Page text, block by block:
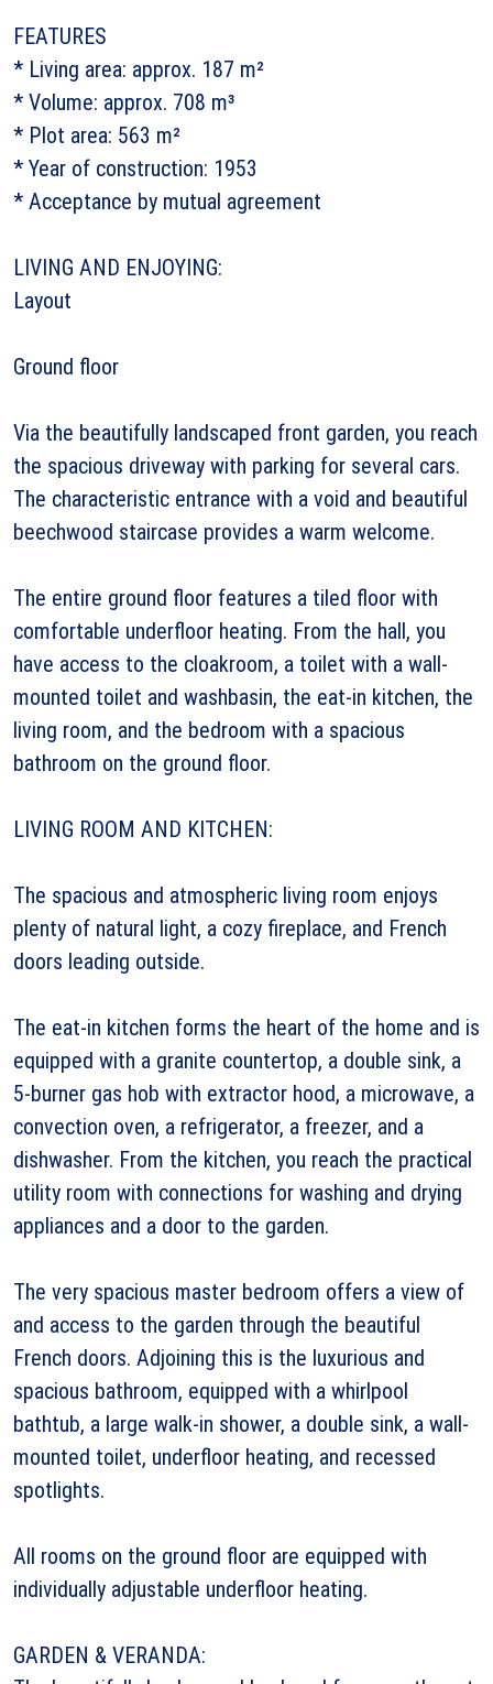
FEATURES
* Living area: approx. 187 m²
* Volume: approx. 708 m³
* Plot area: 563 m²
* Year of construction: 1953
* Acceptance by mutual agreement
LIVING AND ENJOYING:
Layout
Ground floor
Via the beautifully landscaped front garden, you reach
the spacious driveway with parking for several cars.
The characteristic entrance with a void and beautiful
beechwood staircase provides a warm welcome.
The entire ground floor features a tiled floor with
comfortable underfloor heating. From the hall, you
have access to the cloakroom, a toilet with a wall-
mounted toilet and washbasin, the eat-in kitchen, the
living room, and the bedroom with a spacious
bathroom on the ground floor.
LIVING ROOM AND KITCHEN:
The spacious and atmospheric living room enjoys
plenty of natural light, a cozy fireplace, and French
doors leading outside.
The eat-in kitchen forms the heart of the home and is
equipped with a granite countertop, a double sink, a
5-burner gas hob with extractor hood, a microwave, a
convection oven, a refrigerator, a freezer, and a
dishwasher. From the kitchen, you reach the practical
utility room with connections for washing and drying
appliances and a door to the garden.
The very spacious master bedroom offers a view of
and access to the garden through the beautiful
French doors. Adjoining this is the luxurious and
spacious bathroom, equipped with a whirlpool
bathtub, a large walk-in shower, a double sink, a wall-
mounted toilet, underfloor heating, and recessed
spotlights.
All rooms on the ground floor are equipped with
individually adjustable underfloor heating.
GARDEN & VERANDA: